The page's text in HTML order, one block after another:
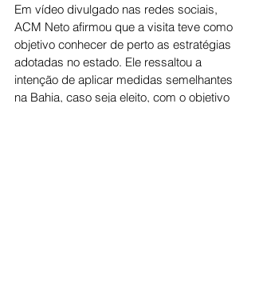
Em vídeo divulgado nas redes sociais,
ACM Neto afirmou que a visita teve como
objetivo conhecer de perto as estratégias
adotadas no estado. Ele ressaltou a
intenção de aplicar medidas semelhantes
na Bahia, caso seja eleito, com o objetivo